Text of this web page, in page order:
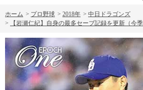
ホーム > プロ野球 > 2018年 > 中日ドラゴンズ
>
【岩瀬仁紀】自身の最多セーブ記録を更新（今季